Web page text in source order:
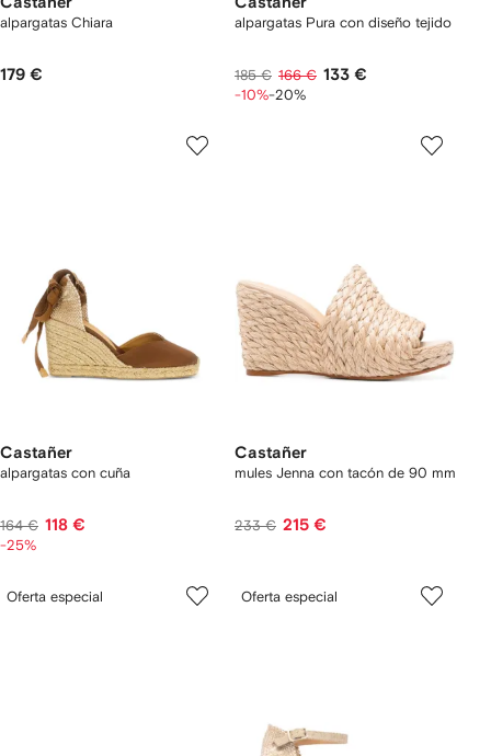
alpargatas Chiara
179 €
alpargatas Pura con diseño tejido
185 € 166 € 133 €
-10%-20%
Castañer
alpargatas con cuña
164 € 118 €
-25%
Castañer
mules Jenna con tacón de 90 mm
233 € 215 €
Oferta especial Oferta especial